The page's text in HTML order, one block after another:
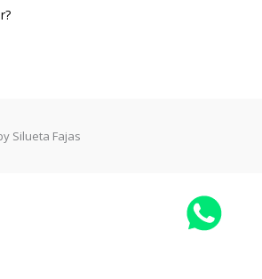
Silueta Fajas